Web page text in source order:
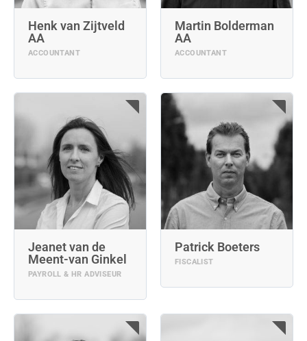
Henk van Zijtveld
AA
ACCOUNTANT
Martin Bolderman
AA
ACCOUNTANT
Jeanet van de
Meent-van Ginkel
PAYROLL & HR ADVISEUR
Patrick Boeters
FISCALIST